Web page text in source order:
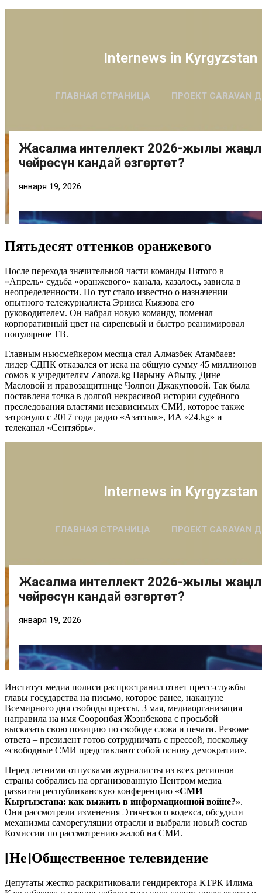
Пятьдесят оттенков оранжевого
После перехода значительной части команды Пятого в
«Апрель» судьба «оранжевого» канала, казалось, зависла в
неопределенности. Но тут стало известно о назначении
опытного тележурналиста Эрниса Кыязова его
руководителем. Он набрал новую команду, поменял
корпоративный цвет на сиреневый и быстро реанимировал
популярное ТВ.
Главным ньюсмейкером месяца стал Алмазбек Атамбаев:
лидер СДПК отказался от иска на общую сумму 45 миллионов
сомов к учредителям Zanoza.kg Нарыну Айыпу, Дине
Масловой и правозащитнице Чолпон Джакуповой. Так была
поставлена точка в долгой некрасивой истории судебного
преследования властями независимых СМИ, которое также
затронуло с 2017 года радио «Азаттык», ИА «24.kg» и
телеканал «Сентябрь».
Институт медиа полиси распространил ответ пресс-службы
главы государства на письмо, которое ранее, накануне
Всемирного дня свободы прессы, 3 мая, медиаорганизация
направила на имя Сооронбая Жээнбекова с просьбой
высказать свою позицию по свободе слова и печати. Резюме
ответа – президент готов сотрудничать с прессой, поскольку
«свободные СМИ представляют собой основу демократии».
Перед летними отпусками журналисты из всех регионов
страны собрались на организованную Центром медиа
развития республиканскую конференцию «СМИ
Кыргызстана: как выжить в информационной войне?».
Они рассмотрели изменения Этического кодекса, обсудили
механизмы саморегуляции отрасли и выбрали новый состав
Комиссии по рассмотрению жалоб на СМИ.
[Не]Общественное телевидение
Депутаты жестко раскритиковали гендиректора КТРК Илима